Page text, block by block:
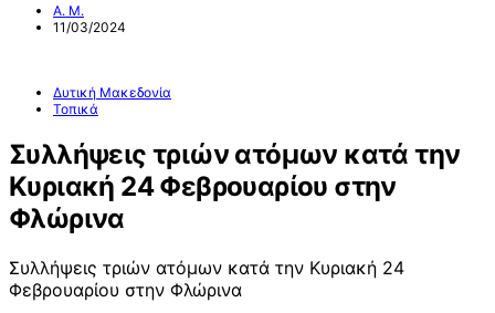
Α. Μ.
11/03/2024
Δυτική Μακεδονία
Τοπικά
Συλλήψεις τριών ατόμων κατά την
Κυριακή 24 Φεβρουαρίου στην
Φλώρινα
Συλλήψεις τριών ατόμων κατά την Κυριακή 24
Φεβρουαρίου στην Φλώρινα